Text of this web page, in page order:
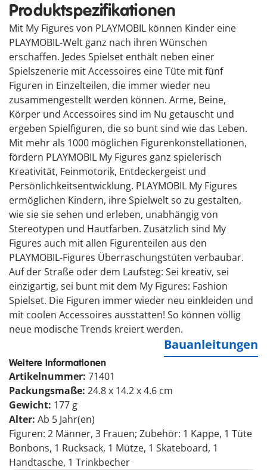
Produktspezifikationen
Mit My Figures von PLAYMOBIL können Kinder eine
PLAYMOBIL-Welt ganz nach ihren Wünschen
erschaffen. Jedes Spielset enthält neben einer
Spielszenerie mit Accessoires eine Tüte mit fünf
Figuren in Einzelteilen, die immer wieder neu
zusammengestellt werden können. Arme, Beine,
Körper und Accessoires sind im Nu getauscht und
ergeben Spielfiguren, die so bunt sind wie das Leben.
Mit mehr als 1000 möglichen Figurenkonstellationen,
fördern PLAYMOBIL My Figures ganz spielerisch
Kreativität, Feinmotorik, Entdeckergeist und
Persönlichkeitsentwicklung. PLAYMOBIL My Figures
ermöglichen Kindern, ihre Spielwelt so zu gestalten,
wie sie sie sehen und erleben, unabhängig von
Stereotypen und Hautfarben. Zusätzlich sind My
Figures auch mit allen Figurenteilen aus den
PLAYMOBIL-Figures Überraschungstüten verbaubar.
Auf der Straße oder dem Laufsteg: Sei kreativ, sei
einzigartig, sei bunt mit dem My Figures: Fashion
Spielset. Die Figuren immer wieder neu einkleiden und
mit coolen Accessoires ausstatten! So können völlig
neue modische Trends kreiert werden.
Bauanleitungen
Weitere Informationen
Artikelnummer: 71401
Packungsmaße: 24.8 x 14.2 x 4.6 cm
Gewicht: 177 g
Alter: Ab 5 Jahr(en)
Figuren: 2 Männer, 3 Frauen; Zubehör: 1 Kappe, 1 Tüte
Bonbons, 1 Rucksack, 1 Mütze, 1 Skateboard, 1
Handtasche, 1 Trinkbecher